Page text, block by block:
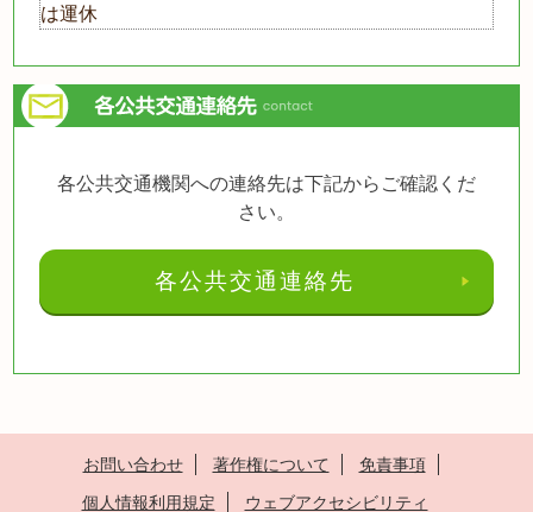
は運休
各公共交通機関への連絡先は下記からご確認くだ
さい。
各公共交通連絡先
お問い合わせ 著作権について
免責事項
個人情報利用規定
ウェブアクセシビリティ